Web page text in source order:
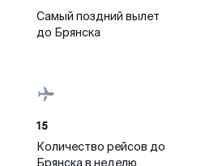
Самый поздний вылет
до Брянска
15
Количество рейсов до
Брянска в неделю